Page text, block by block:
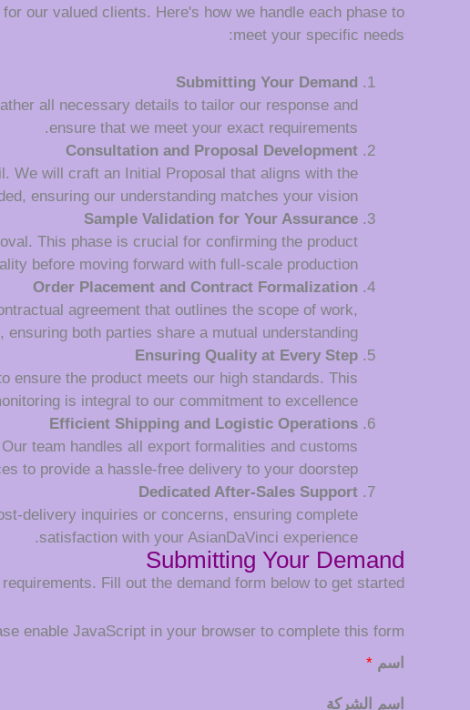
our valued clients. Here's how we handle each phase to
meet your specific needs:
Submitting Your Demand
all necessary details to tailor our response and
ensure that we meet your exact requirements.
Consultation and Proposal Development
We will craft an Initial Proposal that aligns with the
ensuring our understanding matches your vision.
Sample Validation for Your Assurance
This phase is crucial for confirming the product
before moving forward with full-scale production.
Order Placement and Contract Formalization
agreement that outlines the scope of work,
both parties share a mutual understanding.
Ensuring Quality at Every Step
ensure the product meets our high standards. This
is integral to our commitment to excellence.
Efficient Shipping and Logistic Operations
team handles all export formalities and customs
to provide a hassle-free delivery to your doorstep.
Dedicated After-Sales Support
delivery inquiries or concerns, ensuring complete
satisfaction with your AsianDaVinci experience.
Submitting Your Demand
Fill out the demand form below to get started:
enable JavaScript in your browser to complete this form.
اسم *
اسم الشركة